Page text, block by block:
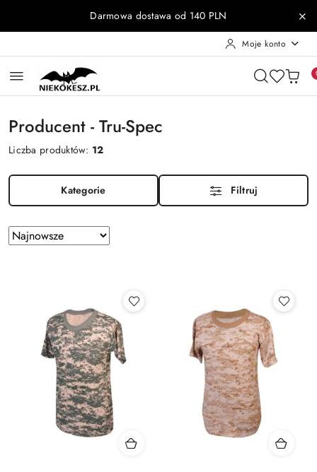
Przejdź do treści głównej
Przejdź do wyszukiwarki
Przejdź do moje konto
Przejdź do menu głównego
Przejdź do stopkiDarmowa dostawa od 140 PLN
Moje konto
Producent - Tru-Spec
Liczba produktów: 12
Kategorie Filtruj
Zastosowano
sortowanie:
Sortuj
według